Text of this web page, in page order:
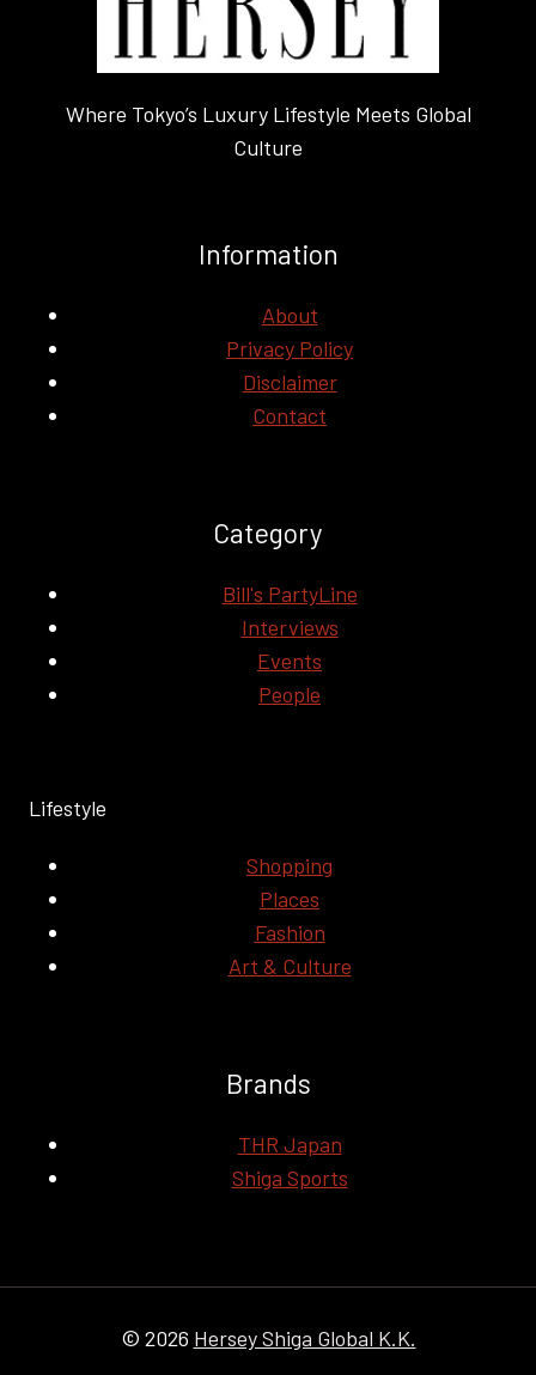
Where Tokyo’s Luxury Lifestyle Meets Global
Culture
Information
About
Privacy Policy
Disclaimer
Contact
Category
Bill's PartyLine
Interviews
Events
People
Lifestyle
Shopping
Places
Fashion
Art & Culture
Brands
THR Japan
Shiga Sports
© 2026 Hersey Shiga Global K.K.